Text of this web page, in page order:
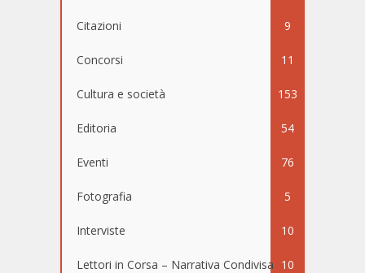
Citazioni 9
Concorsi 11
Cultura e società 153
Editoria 54
Eventi 76
Fotografia 5
Interviste 10
Lettori in Corsa – Narrativa Condivisa 10